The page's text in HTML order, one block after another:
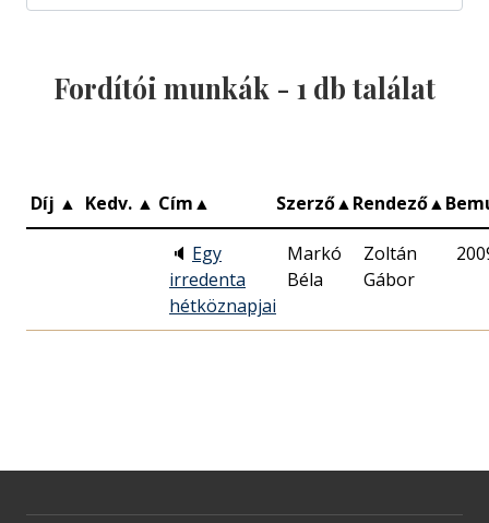
Fordítói munkák - 1 db találat
Díj ▲ Kedv. ▲ Cím▲ Szerző▲Rendező▲
🔈 Egy
irredenta
hétköznapjai
Markó
Béla
Zoltán
Gábor